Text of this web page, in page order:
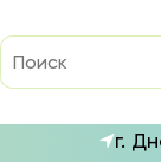
г.